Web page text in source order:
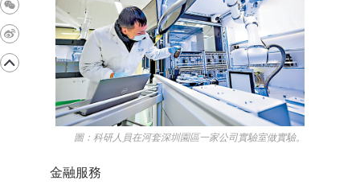
圖：科研人員在河套深圳園區一家公司實驗室做實驗。
金融服務